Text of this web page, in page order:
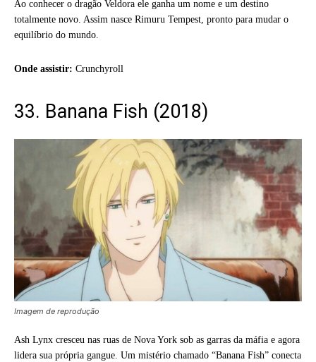
Ao conhecer o dragão Veldora ele ganha um nome e um destino
totalmente novo. Assim nasce Rimuru Tempest, pronto para mudar o
equilíbrio do mundo.
Onde assistir: Crunchyroll
33. Banana Fish (2018)
Imagem de reprodução
Ash Lynx cresceu nas ruas de Nova York sob as garras da máfia e agora
lidera sua própria gangue. Um mistério chamado “Banana Fish” conecta